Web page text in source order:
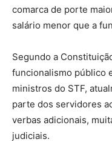
comarca de porte
salário menor que a
Segundo a
funcionalismo público
ministros do STF,
parte dos servidores
verbas adicionais,
judiciais.